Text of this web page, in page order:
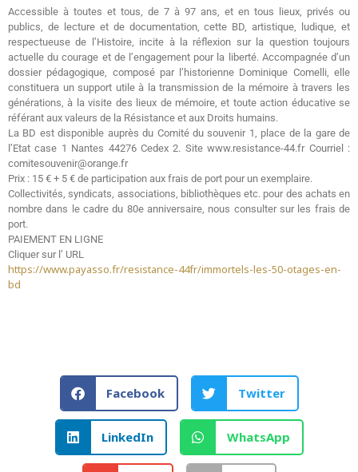
Accessible à toutes et tous, de 7 à 97 ans, et en tous lieux, privés ou
publics, de lecture et de documentation, cette BD, artistique, ludique, et
respectueuse de l’Histoire, incite à la réflexion sur la question toujours
actuelle du courage et de l’engagement pour la liberté. Accompagnée d’un
dossier pédagogique, composé par l’historienne Dominique Comelli, elle
constituera un support utile à la transmission de la mémoire à travers les
générations, à la visite des lieux de mémoire, et toute action éducative se
référant aux valeurs de la Résistance et aux Droits humains.
La BD est disponible auprès du Comité du souvenir 1, place de la gare de
l’Etat case 1 Nantes 44276 Cedex 2. Site www.resistance-44.fr Courriel :
comitesouvenir@orange.fr
Prix : 15 € + 5 € de participation aux frais de port pour un exemplaire.
Collectivités, syndicats, associations, bibliothèques etc. pour des achats en
nombre dans le cadre du 80e anniversaire, nous consulter sur les frais de
port.
PAIEMENT EN LIGNE
Cliquer sur l’ URL
https://www.payasso.fr/resistance-44fr/immortels-les-50-otages-en-
bd
Facebook Twitter
LinkedIn WhatsApp